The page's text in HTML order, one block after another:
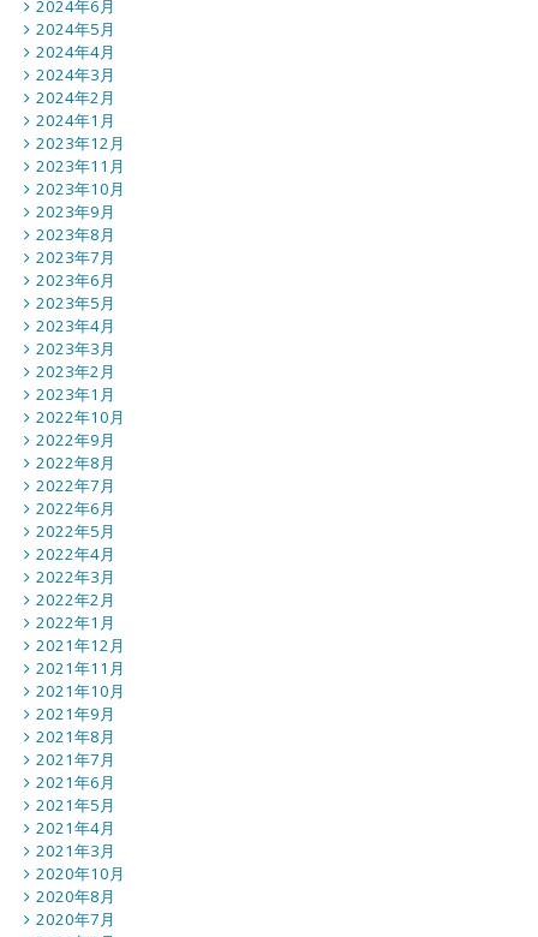
2024年6月
2024年5月
2024年4月
2024年3月
2024年2月
2024年1月
2023年12月
2023年11月
2023年10月
2023年9月
2023年8月
2023年7月
2023年6月
2023年5月
2023年4月
2023年3月
2023年2月
2023年1月
2022年10月
2022年9月
2022年8月
2022年7月
2022年6月
2022年5月
2022年4月
2022年3月
2022年2月
2022年1月
2021年12月
2021年11月
2021年10月
2021年9月
2021年8月
2021年7月
2021年6月
2021年5月
2021年4月
2021年3月
2020年10月
2020年8月
2020年7月